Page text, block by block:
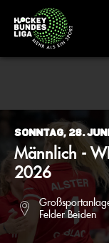
Sonntag, 28.
Männlich -
2026
Felder Beiden